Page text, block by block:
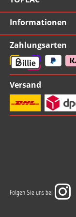
Informationen
Zahlungsarten
Versand
Folgen Sie uns bei